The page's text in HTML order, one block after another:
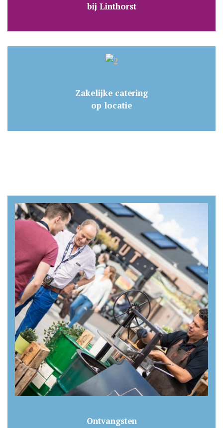
bij Linthorst
Zakelijke catering
op locatie
Ontvangsten